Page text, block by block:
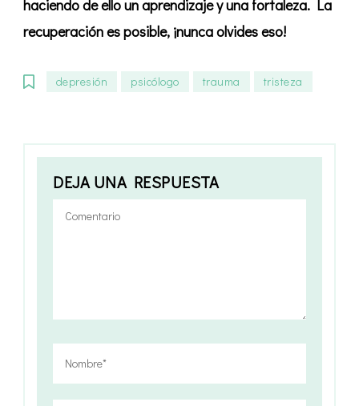
haciendo de ello un aprendizaje y una fortaleza. La
recuperación es posible, ¡nunca olvides eso!
depresión psicólogo trauma tristeza
DEJA UNA RESPUESTA